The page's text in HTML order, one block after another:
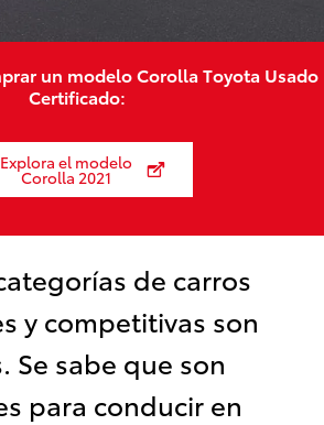
de carros
y competitivas son
Se sabe que son
para conducir en
un modelo Corolla Toyota Usado
Certificado:
Explora el modelo
Corolla 2021